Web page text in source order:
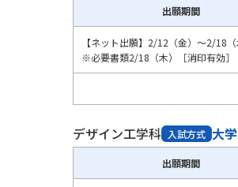
出願期間
【ネット出願】2/12（金）～2/18（
※必要書類2/18（木）［消印有効］
デザイン工学科 入試方式 大
出願期間